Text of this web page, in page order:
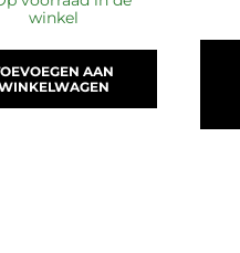
winkel
AAN